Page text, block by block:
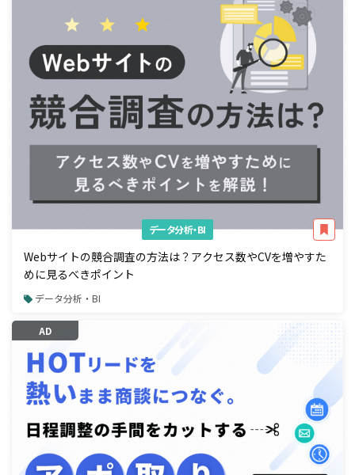
データ分析・BI
Webサイトの競合調査の方法は？アクセス数やCVを増やすた
めに見るべきポイント
データ分析・BI
AD